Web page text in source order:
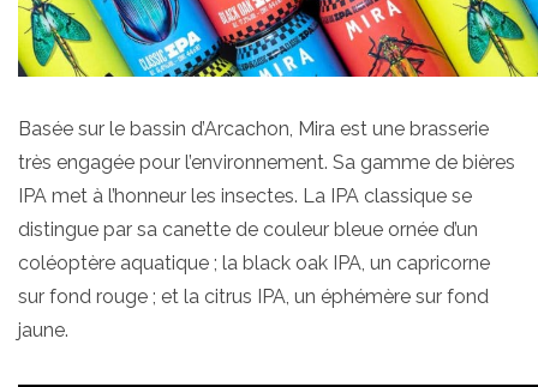
Basée sur le bassin d’Arcachon, Mira est une brasserie
très engagée pour l’environnement. Sa gamme de bières
IPA met à l’honneur les insectes. La IPA classique se
distingue par sa canette de couleur bleue ornée d’un
coléoptère aquatique ; la black oak IPA, un capricorne
sur fond rouge ; et la citrus IPA, un éphémère sur fond
jaune.